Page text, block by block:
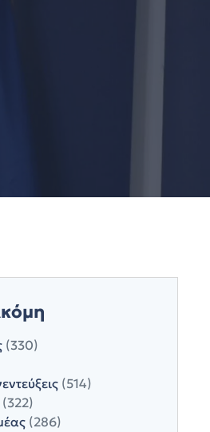
(330)
(514)
(286)